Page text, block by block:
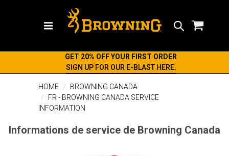
GET 20% OFF YOUR FIRST ORDER
SIGN UP FOR OUR E-BLAST HERE.
HOME
BROWNING CANADA
FR - BROWNING CANADA SERVICE
INFORMATION
Informations de service de Browning Canada